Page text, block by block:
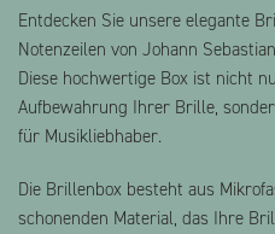
Entdecken Sie unsere elegante
Notenzeilen von Johann
Diese hochwertige Box ist nicht
Aufbewahrung Ihrer Brille,
für Musikliebhaber.
Die Brillenbox besteht aus
schonenden Material, das Ihre